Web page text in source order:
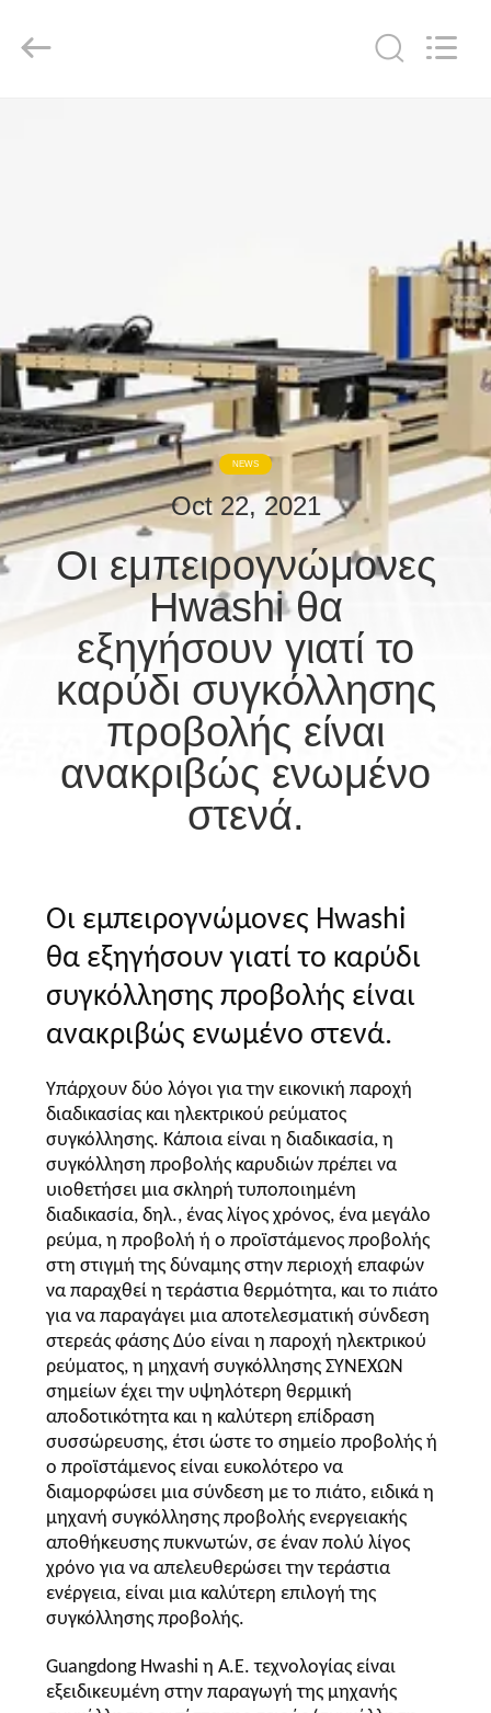
ΓΎΡΟΣ
ΕΡΓΟΣΤΑΣΊΩΝ
ΠΟΙΟΤΙΚΌΣ
ΈΛΕΓΧΟΣ
ΜΑΣ
ΕΛΆΤΕ
ΕΠΑΦΉ
ΕΙΔΉΣΕΙΣ
ΖΗΤΉΣΤΕ
ΈΝΑ
ΑΠΌΣΠΑΣΜΑ
ΙΣΤΌΤΟΠΟΥ
ΠΟΛΙΤΙΚΉ
ΜΥΣΤΙΚΌΤΗΤΑΣ
INC..
NEWS
Oct 22, 2021
Οι εμπειρογνώμονες
Hwashi θα
εξηγήσουν γιατί το
καρύδι συγκόλλησης
προβολής είναι
ανακριβώς ενωμένο
στενά.
Οι εμπειρογνώμονες Hwashi
θα εξηγήσουν γιατί το καρύδι
συγκόλλησης προβολής είναι
ανακριβώς ενωμένο στενά.
Υπάρχουν δύο λόγοι για την εικονική παροχή
διαδικασίας και ηλεκτρικού ρεύματος
συγκόλλησης. Κάποια είναι η διαδικασία, η
συγκόλληση προβολής καρυδιών πρέπει να
υιοθετήσει μια σκληρή τυποποιημένη
διαδικασία, δηλ., ένας λίγος χρόνος, ένα μεγάλο
ρεύμα, η προβολή ή ο προϊστάμενος προβολής
στη στιγμή της δύναμης στην περιοχή επαφών
να παραχθεί η τεράστια θερμότητα, και το πιάτο
για να παραγάγει μια αποτελεσματική σύνδεση
στερεάς φάσης Δύο είναι η παροχή ηλεκτρικού
ρεύματος, η μηχανή συγκόλλησης ΣΥΝΕΧΩΝ
σημείων έχει την υψηλότερη θερμική
αποδοτικότητα και η καλύτερη επίδραση
συσσώρευσης, έτσι ώστε το σημείο προβολής ή
ο προϊστάμενος είναι ευκολότερο να
διαμορφώσει μια σύνδεση με το πιάτο, ειδικά η
μηχανή συγκόλλησης προβολής ενεργειακής
αποθήκευσης πυκνωτών, σε έναν πολύ λίγος
χρόνο για να απελευθερώσει την τεράστια
ενέργεια, είναι μια καλύτερη επιλογή της
συγκόλλησης προβολής.
Guangdong Hwashi η Α.Ε. τεχνολογίας είναι
εξειδικευμένη στην παραγωγή της μηχανής